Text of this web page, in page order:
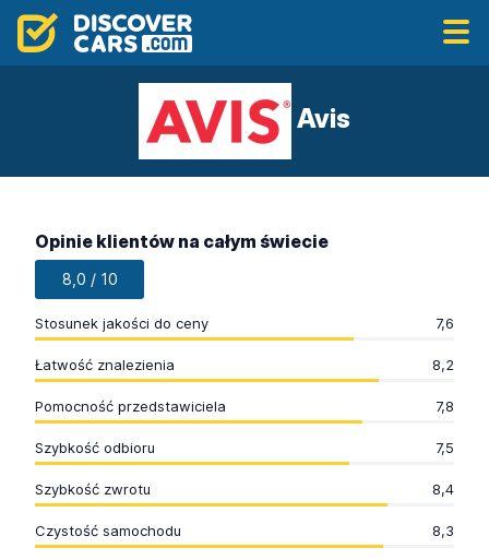
Avis
Opinie klientów na całym świecie
8,0 / 10
Stosunek jakości do ceny 7,6
Łatwość znalezienia 8,2
Pomocność przedstawiciela 7,8
Szybkość odbioru 7,5
Szybkość zwrotu 8,4
Czystość samochodu 8,3